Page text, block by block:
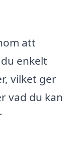
att
enkelt
vilket ger
vad du kan